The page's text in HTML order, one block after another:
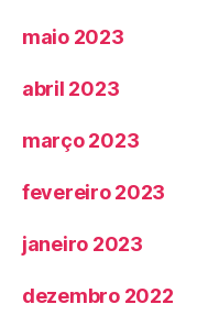
maio 2023
abril 2023
março 2023
fevereiro 2023
janeiro 2023
dezembro 2022